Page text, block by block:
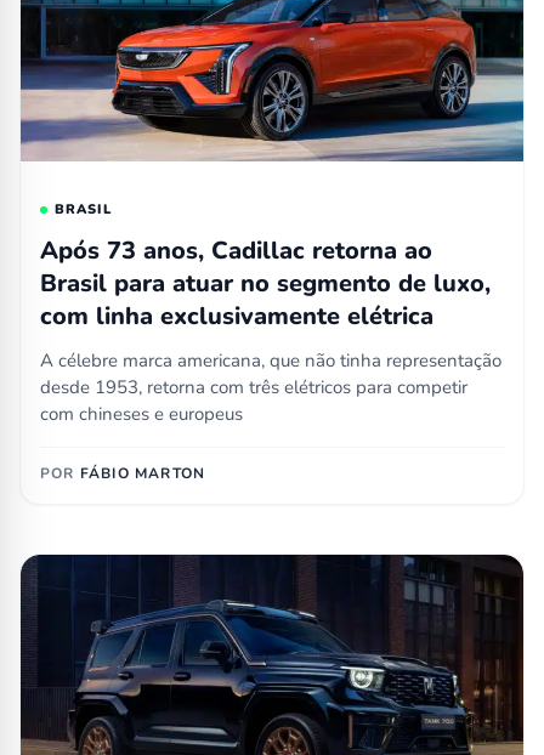
BRASIL
Após 73 anos, Cadillac retorna ao
Brasil para atuar no segmento de luxo,
com linha exclusivamente elétrica
A célebre marca americana, que não tinha representação
desde 1953, retorna com três elétricos para competir
com chineses e europeus
POR FÁBIO MARTON